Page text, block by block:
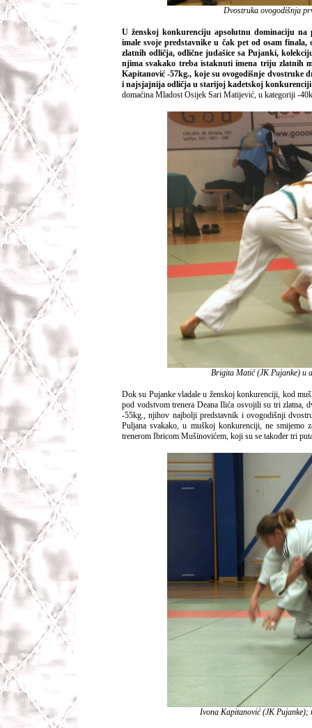
Dvostruka ovogodišnja
U ženskoj konkurenciju apsolutnu dominaciju
imale svoje predstavnike u čak pet od osam
zlatnih odličja, odlične judašice sa Pujanki,
njima svakako treba istaknuti imena triju zlatnih
Kapitanović -57kg., koje su ovogodišnje dvostruke
i najsjajnija odličja u starijoj kadetskoj konkurenciji
domaćina Mladost Osijek Sari Matijević, u kategoriji -
Brigita Matić (JK Pujanke) u
Dok su Pujanke vladale u ženskoj konkurenciji, kod
pod vodstvom trenera Deana Ilića osvojili su tri zlatna,
-55kg., njihov najbolji predstavnik i ovogodišnji
Puljana svakako, u muškoj konkurenciji, ne smijemo
trenerom Ibricom Mušinovićem, koji su se također tri
Ivona Kapitanović (JK Pujanke);